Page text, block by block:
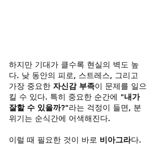
하지만 기대가 클수록 현실의 벽도 높
다. 낮 동안의 피로, 스트레스, 그리고
가장 중요한 자신감 부족이 문제를 일으
킬 수 있다. 특히 중요한 순간에 "내가
잘할 수 있을까?"라는 걱정이 들면, 분
위기는 순식간에 어색해진다.
이럴 때 필요한 것이 바로 비아그라다.